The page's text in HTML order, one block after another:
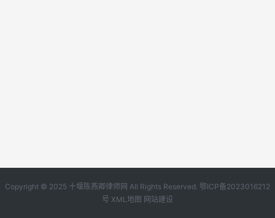
Copyright © 2025 十堰陈燕卿律师网 All Rights Reserved. 鄂ICP备2023016212
号 XML地图 网站建设